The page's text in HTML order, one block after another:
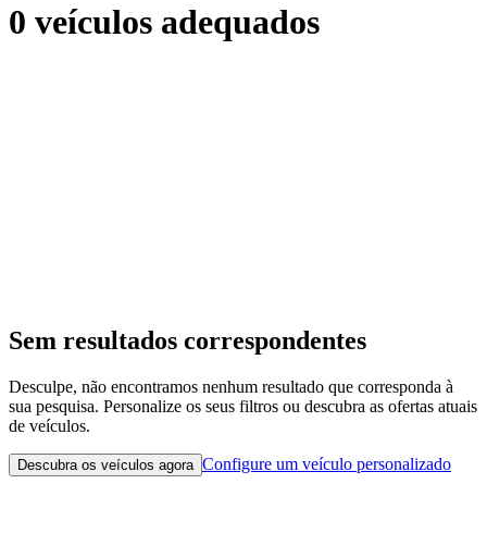
0 veículos adequados
Sem resultados correspondentes
Desculpe, não encontramos nenhum resultado que corresponda à
sua pesquisa. Personalize os seus filtros ou descubra as ofertas atuais
de veículos.
Descubra os veículos agora Configure um veículo personalizado